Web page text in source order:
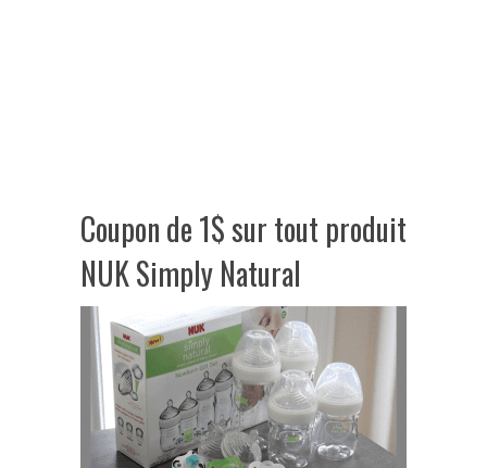
Coupon de 1$ sur tout produit
NUK Simply Natural